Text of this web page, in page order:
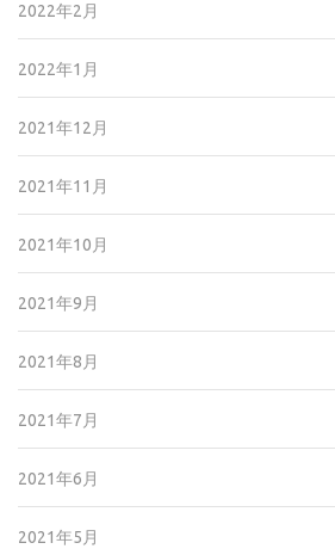
2022年2月
2022年1月
2021年12月
2021年11月
2021年10月
2021年9月
2021年8月
2021年7月
2021年6月
2021年5月